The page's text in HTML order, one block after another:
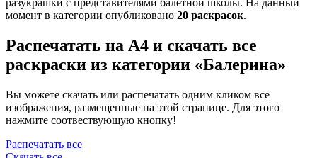
момент в категории опубликовано 20 раскрасок.
Распечатать на А4 и скачать все
раскраски из категории «Балерина»
Вы можете скачать или распечатать одним кликом все
изображения, размещенные на этой странице. Для этого
нажмите соотвествующую кнопку!
Распечатать все